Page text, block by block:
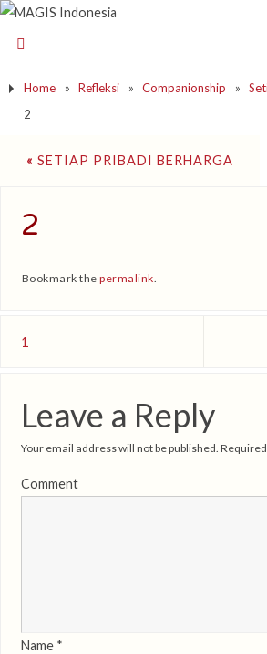
Home » Refleksi » Companionship »
2
« SETIAP PRIBADI BERHARGA
2
Bookmark thepermalink
1
Leave a Reply
Your email address will not be published.
Comment
Name *